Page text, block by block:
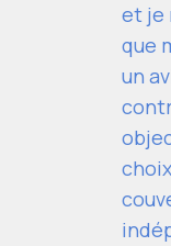
et je
que
un